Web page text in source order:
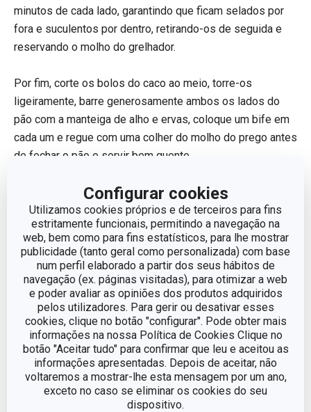
Configurar cookies
Utilizamos cookies próprios e de terceiros para fins
estritamente funcionais, permitindo a navegação na
web, bem como para fins estatísticos, para lhe mostrar
publicidade (tanto geral como personalizada) com base
num perfil elaborado a partir dos seus hábitos de
navegação (ex. páginas visitadas), para otimizar a web
e poder avaliar as opiniões dos produtos adquiridos
pelos utilizadores. Para gerir ou desativar esses
cookies, clique no botão "configurar". Pode obter mais
informações na nossa Política de Cookies Clique no
botão "Aceitar tudo" para confirmar que leu e aceitou as
informações apresentadas. Depois de aceitar, não
voltaremos a mostrar-lhe esta mensagem por um ano,
exceto no caso se eliminar os cookies do seu
dispositivo.
minutos de cada lado, garantindo que ficam selados por
fora e suculentos por dentro, retirando-os de seguida e
reservando o molho do grelhador.
​​​​​​​Por fim, corte os bolos do caco ao meio, torre-os
ligeiramente, barre generosamente ambos os lados do
pão com a manteiga de alho e ervas, coloque um bife em
cada um e regue com uma colher do molho do prego antes
de fechar o pão e servir bem quente.
Pode servir os pregos só com manteiga ou adicionar
vegetais a gosto, queijo, molhos etc.
Para preparar esta receita vai precisar dos
seguintes utensílios de cozinha: